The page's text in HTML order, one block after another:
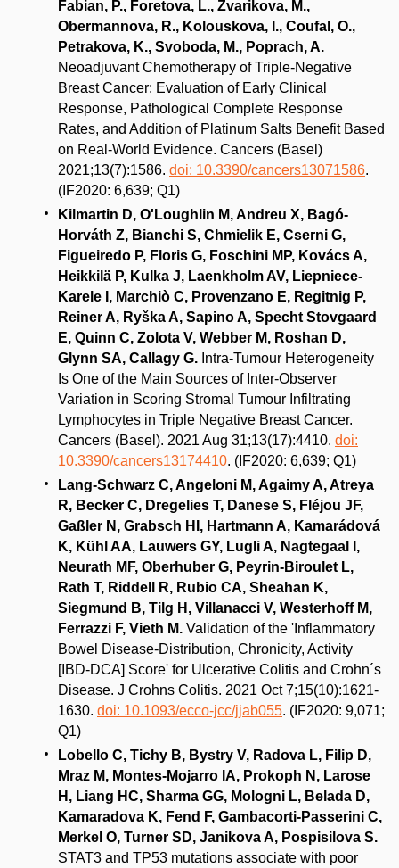
Fabian, P., Foretova, L., Zvarikova, M.,
Obermannova, R., Kolouskova, I., Coufal, O.,
Petrakova, K., Svoboda, M., Poprach, A.
Neoadjuvant Chemotherapy of Triple-Negative
Breast Cancer: Evaluation of Early Clinical
Response, Pathological Complete Response
Rates, and Addition of Platinum Salts Benefit Based
on Real-World Evidence. Cancers (Basel)
2021;13(7):1586. doi: 10.3390/cancers13071586.
(IF2020: 6,639; Q1)
Kilmartin D, O'Loughlin M, Andreu X, Bagó-
Horváth Z, Bianchi S, Chmielik E, Cserni G,
Figueiredo P, Floris G, Foschini MP, Kovács A,
Heikkilä P, Kulka J, Laenkholm AV, Liepniece-
Karele I, Marchiò C, Provenzano E, Regitnig P,
Reiner A, Ryška A, Sapino A, Specht Stovgaard
E, Quinn C, Zolota V, Webber M, Roshan D,
Glynn SA, Callagy G. Intra-Tumour Heterogeneity
Is One of the Main Sources of Inter-Observer
Variation in Scoring Stromal Tumour Infiltrating
Lymphocytes in Triple Negative Breast Cancer.
Cancers (Basel). 2021 Aug 31;13(17):4410. doi:
10.3390/cancers13174410. (IF2020: 6,639; Q1)
Lang-Schwarz C, Angeloni M, Agaimy A, Atreya
R, Becker C, Dregelies T, Danese S, Fléjou JF,
Gaßler N, Grabsch HI, Hartmann A, Kamarádová
K, Kühl AA, Lauwers GY, Lugli A, Nagtegaal I,
Neurath MF, Oberhuber G, Peyrin-Biroulet L,
Rath T, Riddell R, Rubio CA, Sheahan K,
Siegmund B, Tilg H, Villanacci V, Westerhoff M,
Ferrazzi F, Vieth M. Validation of the 'Inflammatory
Bowel Disease-Distribution, Chronicity, Activity
[IBD-DCA] Score' for Ulcerative Colitis and Crohn´s
Disease. J Crohns Colitis. 2021 Oct 7;15(10):1621-
1630. doi: 10.1093/ecco-jcc/jjab055. (IF2020: 9,071;
Q1)
Lobello C, Tichy B, Bystry V, Radova L, Filip D,
Mraz M, Montes-Mojarro IA, Prokoph N, Larose
H, Liang HC, Sharma GG, Mologni L, Belada D,
Kamaradova K, Fend F, Gambacorti-Passerini C,
Merkel O, Turner SD, Janikova A, Pospisilova S.
STAT3 and TP53 mutations associate with poor